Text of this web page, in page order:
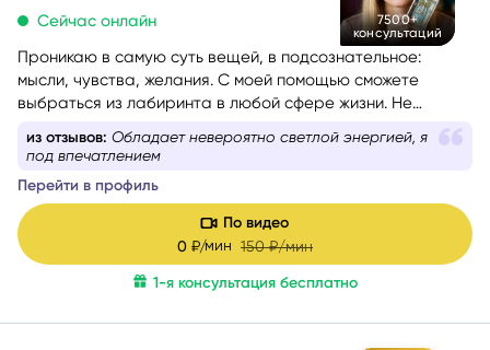
7500+
консультаций
Сейчас онлайн
Проникаю в самую суть вещей, в подсознательное:
мысли, чувства, желания. С моей помощью сможете
выбраться из лабиринта в любой сфере жизни. Не
формулировкой. На консультации со мной вы найдёте
из отзывов: Обладает невероятно светлой энергией, я
под впечатлением
Перейти в профиль
По видео
0 ₽/мин150 ₽/мин
1-я консультация бесплатно